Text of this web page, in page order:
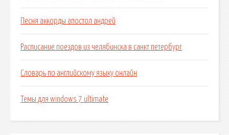
Песня аккорды апостол андрей
Расписание поездов из челябинска в санкт петербург
Словарь по английскому языку онлайн
Темы для windows 7 ultimate